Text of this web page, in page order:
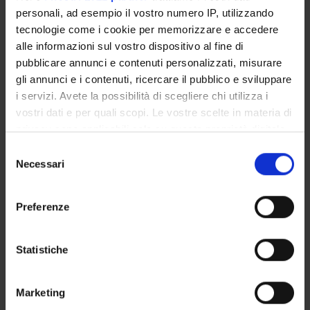
personali, ad esempio il vostro numero IP, utilizzando
tecnologie come i cookie per memorizzare e accedere
alle informazioni sul vostro dispositivo al fine di
pubblicare annunci e contenuti personalizzati, misurare
gli annunci e i contenuti, ricercare il pubblico e sviluppare
i servizi. Avete la possibilità di scegliere chi utilizza i
vostri dati e per quali scopi. Le vostre scelte in materia di
privacy sono applicabili solo su questa proprietà digitale
modificare o revocare il proprio consenso in qualsiasi
momento dalla Dichiarazione sui cookie o facendo clic
raccogliere informazioni sulla tua posizione
geografica, con un'approssimazione di qualche
Identificare il tuo dispositivo, scansionandolo
delNecessari
Preferenze
Statistiche
Marketing
Locandina Pompei (pdf, it, 5552 KB, 22/03/19)
Programme Director
Diana Sergeeva Dobreva
Department
Cultures and Civilizations
ORGANISATION
DEPARTMENT ADMINISTRATION OFFICES